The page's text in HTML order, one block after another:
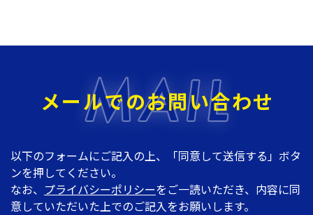
メールでのお問い合わせ
以下のフォームにご記入の上、「同意して送信する」ボタ
ンを押してください。
なお、 プライバシーポリシーをご一読いただき、内容に同
意していただいた上でのご記入をお願いします。